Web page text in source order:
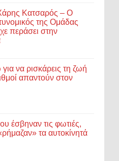
Κατσαρός – Ο
της Ομάδας
περάσει στην
να ρισκάρεις τη ζωή
απαντούν στον
έσβηναν τις φωτιές,
τα αυτοκίνητά